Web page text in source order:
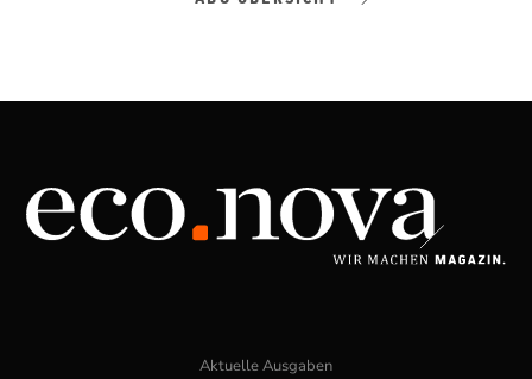
Aktuelle Ausgaben